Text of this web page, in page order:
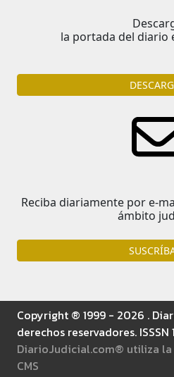
la portada del diario
Reciba diariamente por e-
ámbito
Copyright ® 1999 - 2026 .
derechos reservadores.
DiarioJudicial.com® utiliza
CMS